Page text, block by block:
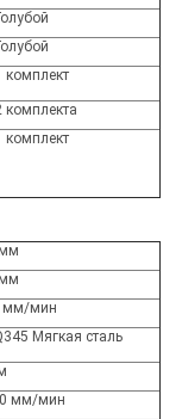
комплект
комплекта
комплект
мм/мин
Мягкая сталь
мм/мин